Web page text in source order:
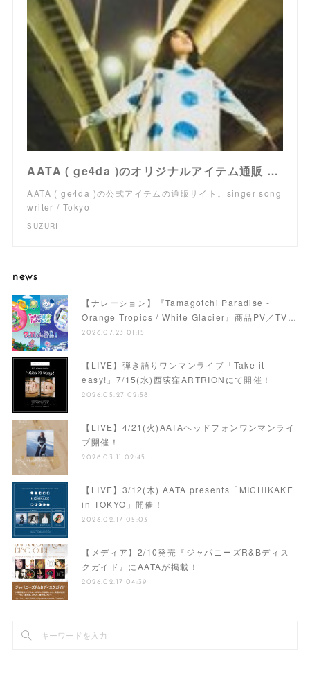
AATA ( ge4da )のオリジナルアイテム通販 ∞ SUZURI（スズリ）
AATA ( ge4da )の公式アイテムの通販サイト。singer song
writer / Tokyo
SUZURI
news
【ナレーション】『Tamagotchi Paradise -
Orange Tropics / White Glacier』商品PV／TV…
2026.07.23 01:15
【LIVE】弾き語りワンマンライブ「Take it
easy!」7/15(水)西荻窪ARTRIONにて開催！
2026.05.27 02:58
【LIVE】4/21(火)AATAヘッドフォンワンマンライ
ブ開催！
2026.03.11 02:45
【LIVE】3/12(木) AATA presents「MICHIKAKE
in TOKYO」開催！
2026.02.17 05:03
【メディア】2/10発売『ジャパニーズR&Bディス
クガイド』にAATAが掲載！
2026.02.17 04:39